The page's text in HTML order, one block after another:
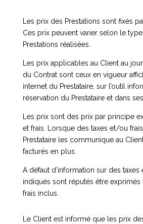
Les prix des Prestations sont fixés
Ces prix peuvent varier selon le
Prestations réalisées.
Les prix applicables au Client au
du Contrat sont ceux en vigueur
internet du Prestataire, sur l’outil
réservation du Prestataire et dans
Les prix sont des prix par principe
et frais. Lorsque des taxes et/ou
Prestataire les communique au
facturés en plus.
A défaut d’information sur des
indiqués sont réputés être exprimés
frais inclus.
Le Client est informé que les prix